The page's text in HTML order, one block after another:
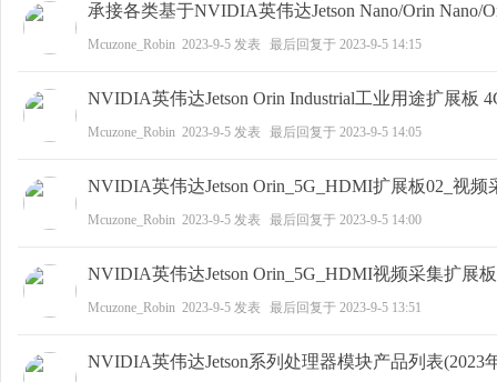
承接各类基于NVIDIA英伟达Jetson Nano/Orin
Mcuzone_Robin 2023-9-5 发表 最后回复于 2023-9-5 14:15
NVIDIA英伟达Jetson Orin Industrial工业用途扩展板
Mcuzone_Robin 2023-9-5 发表 最后回复于 2023-9-5 14:05
NVIDIA英伟达Jetson Orin_5G_HDMI扩展板02_视频
Mcuzone_Robin 2023-9-5 发表 最后回复于 2023-9-5 14:00
NVIDIA英伟达Jetson Orin_5G_HDMI视频采集扩展
Mcuzone_Robin 2023-9-5 发表 最后回复于 2023-9-5 13:51
NVIDIA英伟达Jetson系列处理器模块产品列表(2023